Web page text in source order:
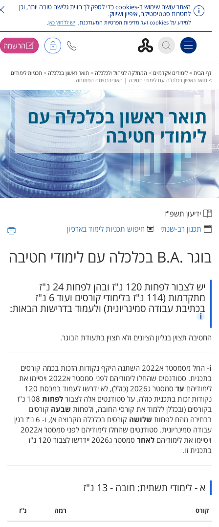
האתר עושה שימוש ב-cookies כדי לספק לך חווית גלישה טובה יותר, וכן
למטרות סטטיסטיקה, איפיון ושיווק.
למידע על cookies ועל מדיניות הפרטיות המעודכנת, יש ללחוץ כאן .
Toggle navigation הרשמה
דף הבית >לימודים אקדמיים>המחלקה לניהול ולכלכלה>תואר ראשון בכלכלה>תכניות לימודים
תואר ראשון בכלכלה עם לימודי חטיבה | האוניברסיטה הפתוחה
תואר ראשון בכלכלה עם
לימודי חטיבה
ידיעון תשפ"ז
תכנון רב-שנתי
חיפוש תכניות לימוד בארכיון
בוגר ‏B.A.‎ בכלכלה עם לימודי חטיבה
יש לצבור לפחות 120 נ"ז ובהן לפחות 24 נ"ז
מתקדמות (114 נ"ז בלימודי קורסים ועוד 6 נ"ז
בכתיבת עבודה סמינריונית) ולעמוד בדרישות הבאות:
החטיבה תצוין בגליון הציונים ולא תצוין בתעודת הבוגר.
- החל מסמסטר א2022 השתנה היקף נקודות הזכות בכמה קורסים
בתכנית. סטודנטים שהחלו לימודיהם לפני סמסטר א2022 ויסיימו את
לימודיהםעד
סמסטר ג2026 (כולל), לא ידרשו לעמוד במכסת 120
נקודות זכות בתכנית כולה. על סטודנטים אלה לצבורלפחות
108 נ"ז
בקורסים (ובכללן ללמוד את קורסי החובה, ולפחותשבעהקורסים
בבחירה מהם לפחותשלושה
קורסים בכלכלה מקבוצה א), ו- 6 נ"ז בגין
עבודה סמינריונית. סטודנטים שהחלו לימודיהם לפני סמסטר א2022
ויסיימו את לימודיהםלאחר
סמסטר ג2026 יידרשו לצבור 120 נ"ז
בתכנית זו.
א - לימודי תשתית: חובה - 13 נ"ז
קורס רמה